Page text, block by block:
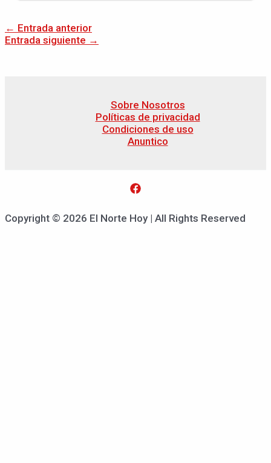
← Entrada anterior
Entrada siguiente →
Sobre Nosotros
Políticas de privacidad
Condiciones de uso
Anuntico
Copyright © 2026 El Norte Hoy | All Rights Reserved